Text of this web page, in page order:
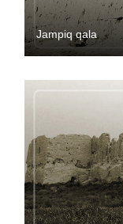
Jampiq qala